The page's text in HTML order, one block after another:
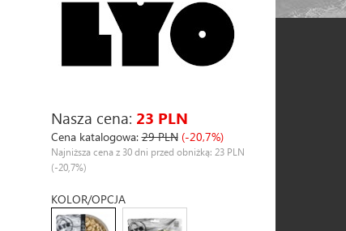
Nasza cena: 23 PLN
Cena katalogowa:29 PLN (-20,7%)
Najniższa cena z 30 dni przed obniżką: 23 PLN
(-20,7%)
KOLOR/OPCJA